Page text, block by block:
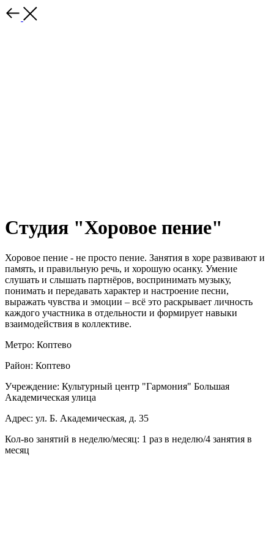
Студия "Хоровое пение"
Хоровое пение - не просто пение. Занятия в хоре развивают и
память, и правильную речь, и хорошую осанку. Умение
слушать и слышать партнёров, воспринимать музыку,
понимать и передавать характер и настроение песни,
выражать чувства и эмоции – всё это раскрывает личность
каждого участника в отдельности и формирует навыки
взаимодействия в коллективе.
Метро: Коптево
Район: Коптево
Учреждение: Культурный центр "Гармония" Большая
Академическая улица
Адрес: ул. Б. Академическая, д. 35
Кол-во занятий в неделю/месяц: 1 раз в неделю/4 занятия в
месяц